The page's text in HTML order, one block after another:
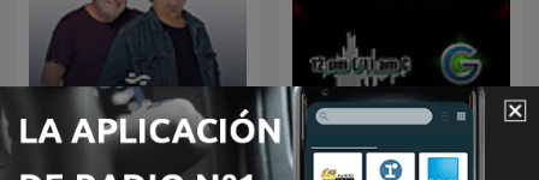
Mundo Disperso Más Cumbia